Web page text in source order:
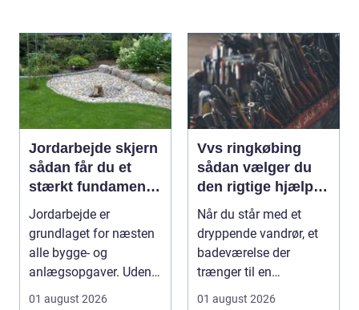
Jordarbejde skjern
sådan får du et
stærkt fundament
til dit projekt
Jordarbejde er
grundlaget for næsten
alle bygge- og
anlægsopgaver. Uden
et solidt og korrekt
01 august 2026
Vvs ringkøbing
sådan vælger du
den rigtige hjælp til
vand, varme og
ventilation
Når du står med et
dryppende vandrør, et
badeværelse der
trænger til en
gennemgribende
01 august 2026